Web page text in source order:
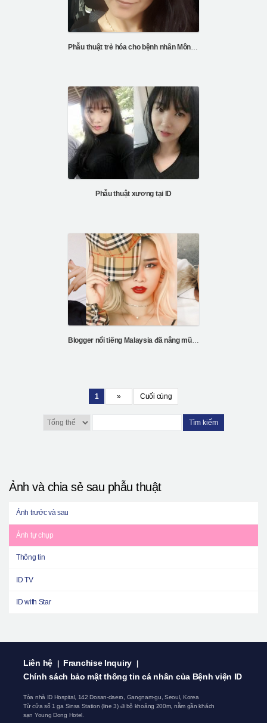
Phẫu thuật xương tại ID
Blogger nổi tiếng Malaysia đã nâng mũi và tiêm mỡ tại Hàn Quốc
1 » Cuối cùng
Tìm kiếm
Ảnh và chia sẻ sau phẫu thuật
Ảnh trước và sau
Ảnh tự chụp
Thông tin
ID TV
ID with Star
Liên hệ | Franchise Inquiry |
Chính sách bảo mật thông tin cá nhân của Bệnh viện ID
Tòa nhà ID Hospital, 142 Dosan-daero, Gangnam-gu, Seoul, Korea
Từ cửa số 1 ga Sinsa Station (line 3) đi bộ khoảng 200m, nằm gần khách
sạn Young Dong Hotel.